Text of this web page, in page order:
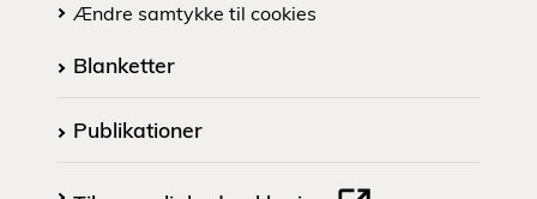
Ændre samtykke til cookies
Blanketter
Publikationer